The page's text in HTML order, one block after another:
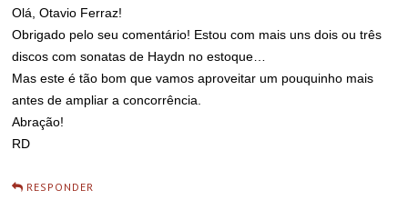
Olá, Otavio Ferraz!
Obrigado pelo seu comentário! Estou com mais uns dois ou três
discos com sonatas de Haydn no estoque…
Mas este é tão bom que vamos aproveitar um pouquinho mais
antes de ampliar a concorrência.
Abração!
RD
RESPONDER